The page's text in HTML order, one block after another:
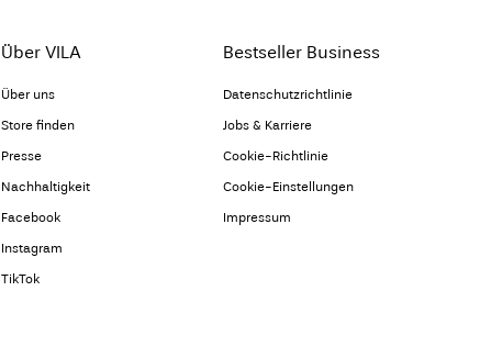
Über VILA
Über uns
Store finden
Presse
Nachhaltigkeit
Facebook
Instagram
TikTok
Bestseller Business
Datenschutzrichtlinie
Jobs & Karriere
Cookie-Richtlinie
Cookie-Einstellungen
Impressum